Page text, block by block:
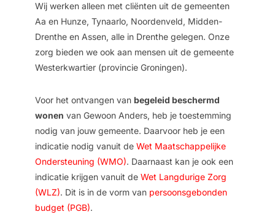
Wij werken alleen met cliënten uit de gemeenten
Aa en Hunze, Tynaarlo, Noordenveld, Midden-
Drenthe en Assen, alle in Drenthe gelegen. Onze
zorg bieden we ook aan mensen uit de gemeente
Westerkwartier (provincie Groningen).
Voor het ontvangen van begeleid beschermd
wonen van Gewoon Anders, heb je toestemming
nodig van jouw gemeente. Daarvoor heb je een
indicatie nodig vanuit de Wet Maatschappelijke
Ondersteuning (WMO). Daarnaast kan je ook een
indicatie krijgen vanuit de Wet Langdurige Zorg
(WLZ). Dit is in de vorm van persoonsgebonden
budget (PGB).